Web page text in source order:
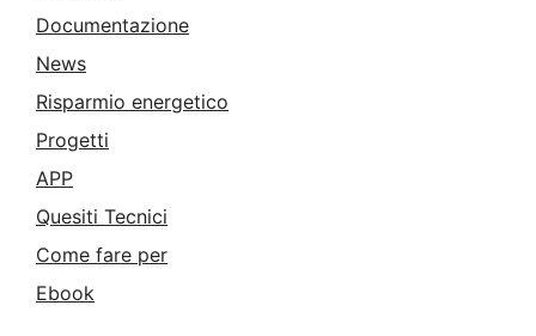
Documentazione
News
Risparmio energetico
Progetti
APP
Quesiti Tecnici
Come fare per
Ebook